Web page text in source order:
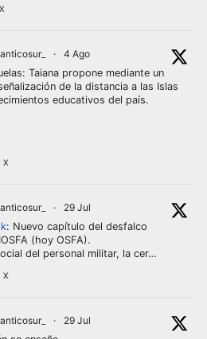
X
·
4 Ago
Taiana propone mediante un
de la distancia a las Islas
educativos del país.
X
·
29 Jul
: Nuevo capítulo del desfalco
(hoy OSFA).
del personal militar, la cer…
X
·
29 Jul